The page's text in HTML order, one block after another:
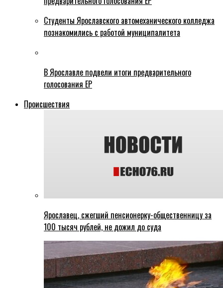
Студенты Ярославского автомеханического колледжа
познакомились с работой муниципалитета
В Ярославле подвели итоги предварительного
голосования ЕР
Происшествия
Ярославец, сжегший пенсионерку-общественницу за
100 тысяч рублей, не дожил до суда